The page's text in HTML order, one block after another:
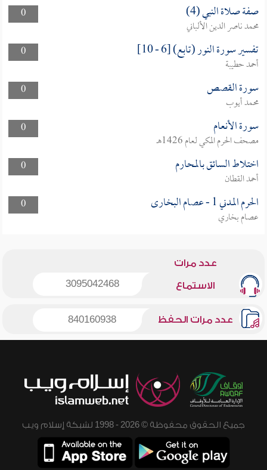
0 صفة صلاة النبي (4)
محمد ناصر الدين الألباني
0
تفسير سورة النور (تابع) [6 - 10]
أحمد حطيبة
0
سورة القصص
محمد أيوب
0
سورة الأنعام
مصحف الحرم المكي لعام 1426هـ
0
اختلاط السائق بالمحارم
أحمد القطان
0
الحرم المدني 1 - عصام البخارى
عصام بخاري
عدد مرات
الاستماع 3095042468
عدد مرات الحفظ 840160938
جميع الحقوق محفوظة © 2026 - 1998 لشبكة إسلام ويب